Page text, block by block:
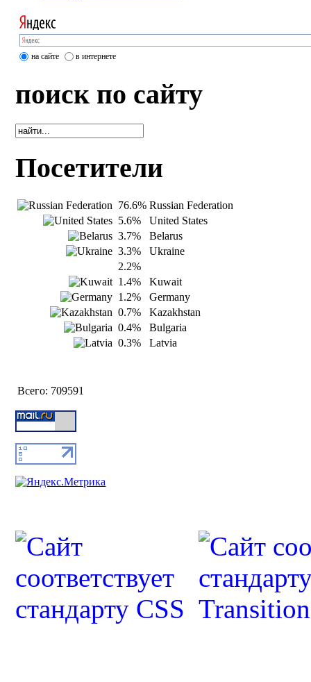
на сайте в интернете
поиск по сайту
Посетители
76.6% Russian Federation
5.6%
United States
3.7%
Belarus
3.3%
Ukraine
2.2%
1.4%
Kuwait
1.2%
Germany
0.7%
Kazakhstan
0.4%
Bulgaria
0.3%
Latvia
Всего: 709591